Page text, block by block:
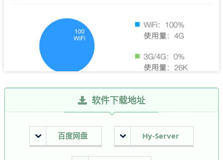
软件下载地址
百度网盘 Hy-Server